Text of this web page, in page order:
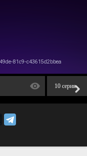
10 серия